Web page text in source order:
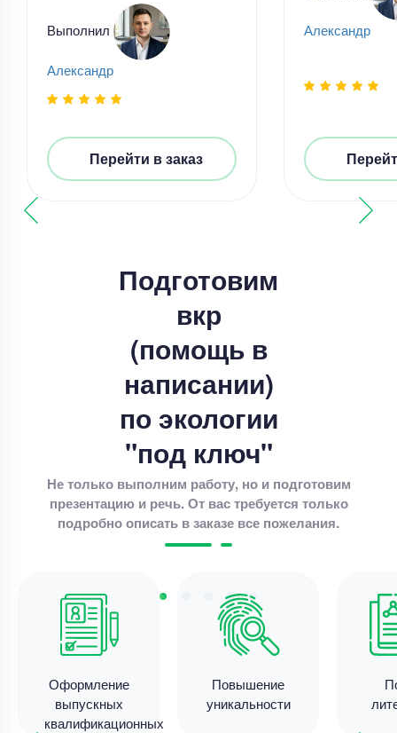
Выполнил
Александр
Перейти в заказ
Александр
Подготовим
вкр
(помощь в
написании)
по экологии
"под ключ"
Не только выполним работу, но и подготовим
презентацию и речь. От вас требуется только
подробно описать в заказе все пожелания.
Оформление
выпускных
квалификационных
Повышение
уникальности
Цена
Выпускная квалификационная работа
Выпускная квалификационная работа – Анализ
Уникальность 75%
Срок выполнения19 дней
Выпускная квалификационная работа
«Анализ и оценка управления финансовыми
80%
Срок выполнения 18 дней
Цена16700 ₽
8 минут назад
Уникальность
Срок выполнения